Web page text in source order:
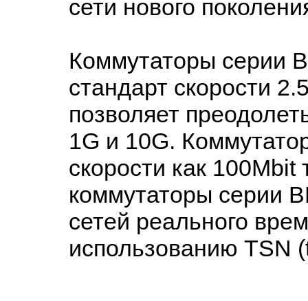
сети нового
Коммутаторы серии
стандарт скорости
позволяет
1G и 10G.
скорости как
коммутаторы серии
сетей реального
использованию TSN